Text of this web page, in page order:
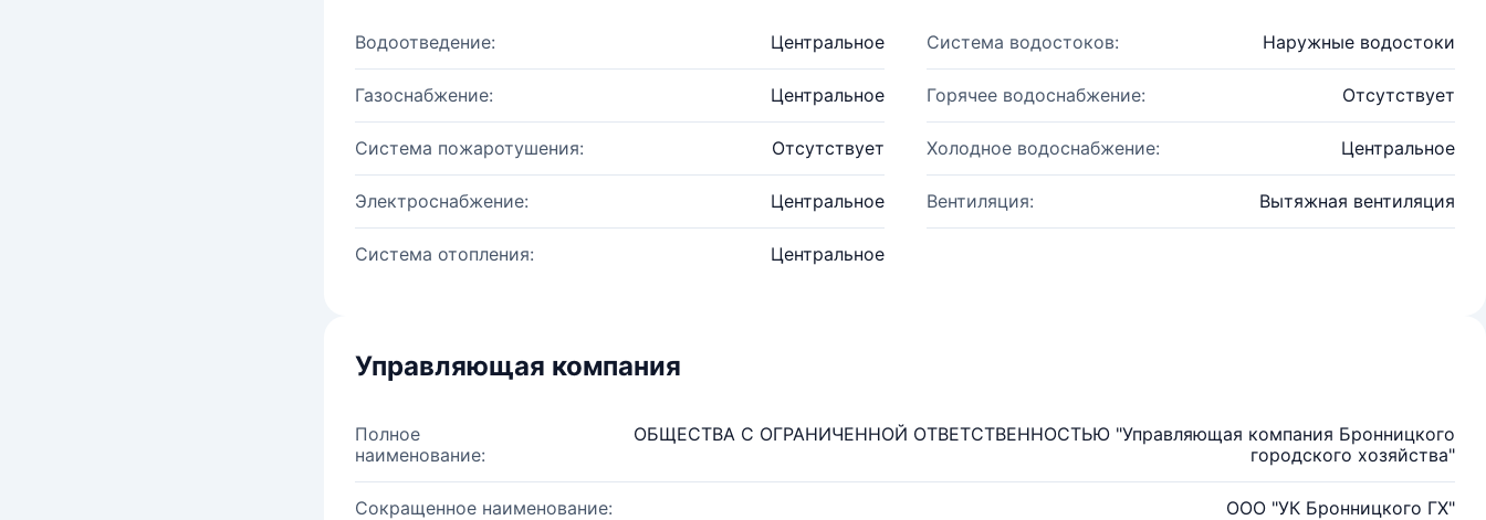
Водоотведение: Центральное Система водостоков: Наружные водостоки
Газоснабжение: Центральное Горячее водоснабжение: Отсутствует
Система пожаротушения: Отсутствует Холодное водоснабжение: Центральное
Электроснабжение: Центральное Вентиляция: Вытяжная вентиляция
Система отопления: Центральное
Управляющая компания
Полное
наименование:
ОБЩЕСТВА С ОГРАНИЧЕННОЙ ОТВЕТСТВЕННОСТЬЮ "Управляющая компания Бронницкого
городского хозяйства"
Сокращенное наименование: ООО "УК Бронницкого ГХ"